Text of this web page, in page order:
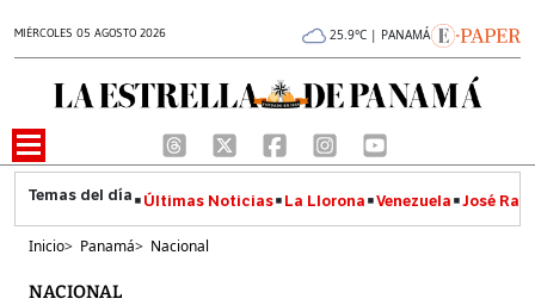
MIÉRCOLES 05 AGOSTO 2026 25.9°C | PANAMÁ
Últimas Noticias La Llorona Venezuela José
Inicio> Panamá> Nacional
NACIONAL